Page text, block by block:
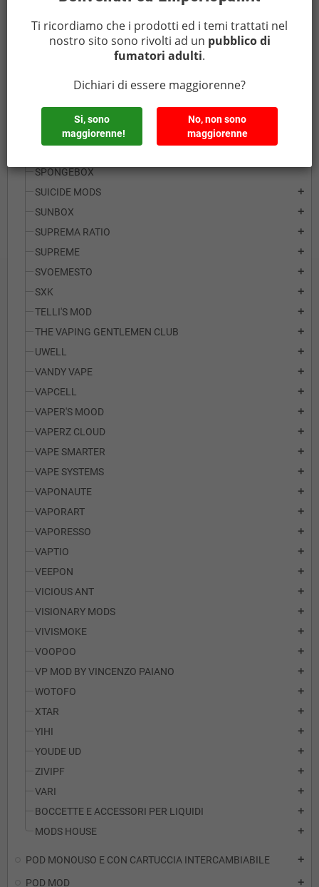
OCTOPUS
PANASONIC
SAMSUNG
SMOKTECH
SPONGEBOX
SUICIDE MODS
add
SUNBOX add
SUPREMA RATIO add
SUPREME add
SVOEMESTO add
SXK add
TELLI'S MOD add
THE VAPING GENTLEMEN CLUB add
UWELL add
VANDY VAPE add
VAPCELL add
VAPER'S MOOD add
VAPERZ CLOUD add
VAPE SMARTER add
VAPE SYSTEMS add
VAPONAUTE add
VAPORART add
VAPORESSO add
VAPTIO add
VEEPON add
VICIOUS ANT add
VISIONARY MODS add
VIVISMOKE add
VOOPOO add
VP MOD BY VINCENZO PAIANO add
WOTOFO add
XTAR add
YIHI add
YOUDE UD add
ZIVIPF add
VARI add
BOCCETTE E ACCESSORI PER LIQUIDI add
MODS HOUSE add
POD MONOUSO E CON CARTUCCIA INTERCAMBIABILE add
POD MOD add
Ti ricordiamo che i prodotti ed i temi trattati nel
nostro sito sono rivolti ad un pubblico di
fumatori adulti.
Dichiari di essere maggiorenne?
Si, sono
maggiorenne!
No, non sono
maggiorenne